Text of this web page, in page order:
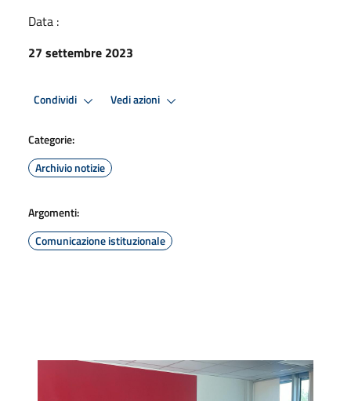
Data :
27 settembre 2023
Condividi Vedi azioni
Categorie:
Archivio notizie
Argomenti:
Comunicazione istituzionale